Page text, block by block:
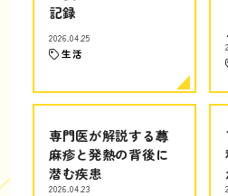
記録
2026.04.25
生活
専門医が解説する蕁
麻疹と発熱の背後に
潜む疾患
2026.04.23